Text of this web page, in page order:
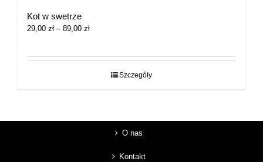
Kot w swetrze
29,00 zł – 89,00 złZakres
29,00 zł
Szczegóły
O nas
Kontakt